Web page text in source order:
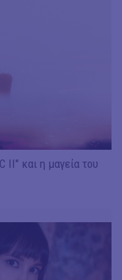
II" και η μαγεία του